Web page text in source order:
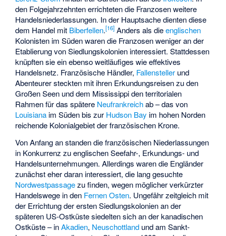
den Folgejahrzehnten errichteten die Franzosen weitere
Handelsniederlassungen. In der Hauptsache dienten diese
dem Handel mit Biberfellen.[16] Anders als dieenglischen
Kolonisten im Süden waren die Franzosen weniger an der
Etablierung von Siedlungskolonien interessiert. Stattdessen
knüpften sie ein ebenso weitläufiges wie effektives
Handelsnetz. Französische Händler, Fallensteller und
Abenteurer steckten mit ihren Erkundungsreisen zu den
Großen Seen und dem Mississippi den territorialen
Rahmen für das spätere Neufrankreichab – das von
Louisiana im Süden bis zur Hudson Bay im hohen Norden
reichende Kolonialgebiet der französischen Krone.
Von Anfang an standen die französischen Niederlassungen
in Konkurrenz zu englischen Seefahr-, Erkundungs- und
Handelsunternehmungen. Allerdings waren die Engländer
zunächst eher daran interessiert, die lang gesuchte
Nordwestpassagezu finden, wegen möglicher verkürzter
Handelswege in den Fernen Osten. Ungefähr zeitgleich mit
der Errichtung der ersten Siedlungskolonien an der
späteren US-Ostküste siedelten sich an der kanadischen
Ostküste – inAkadien, Neuschottland und am Sankt-